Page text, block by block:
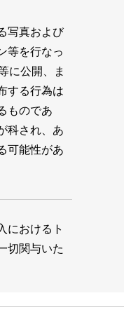
写真および
等を行なっ
に公開、ま
する行為は
ものであ
科され、あ
可能性があ
におけるト
切関与いた